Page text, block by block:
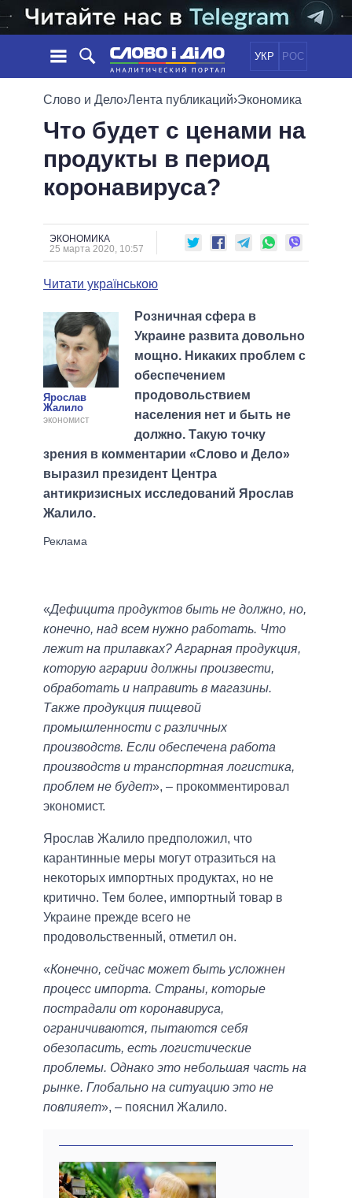
УКР РОС
НОВОСТИ
ЛЕНТА
СОБЫТИЯ
СТАТЬИ
МНЕНИЯ
ОБЗОРЫ
ДАЙДЖЕСТЫ
ПОЛИТИКА
ЭКОНОМИКА
ОБЩЕСТВО
ОБЕЩАНИЯ
ПОЛИТИКИ
ВСЕ ПОЛИТИКИ
ПРЕЗИДЕНТ И ОФИС
ВЕРХОВНАЯ РАДА
МЭРЫ
ВСЕ ПЕРСОНЫ
ИНФОГРАФИКА
ВИДЕО
Слово и Дело›Лента публикаций›Экономика
Что будет с ценами на
продукты в период
коронавируса?
ЭКОНОМИКА
25 марта 2020, 10:57
Читати українською
Ярослав
Жалило
экономист
Розничная сфера в
Украине развита довольно
мощно. Никаких проблем с
обеспечением
продовольствием
населения нет и быть не
должно. Такую точку
зрения в комментарии «Слово и Дело»
выразил президент Центра
антикризисных исследований Ярослав
Жалило.
«Дефицита продуктов быть не должно, но,
конечно, над всем нужно работать. Что
лежит на прилавках? Аграрная продукция,
которую аграрии должны произвести,
обработать и направить в магазины.
Также продукция пищевой
промышленности с различных
производств. Если обеспечена работа
производств и транспортная логистика,
проблем не будет», – прокомментировал
экономист.
Ярослав Жалило предположил, что
карантинные меры могут отразиться на
некоторых импортных продуктах, но не
критично. Тем более, импортный товар в
Украине прежде всего не
продовольственный, отметил он.
«Конечно, сейчас может быть усложнен
процесс импорта. Страны, которые
пострадали от коронавируса,
ограничиваются, пытаются себя
обезопасить, есть логистические
проблемы. Однако это небольшая часть на
рынке. Глобально на ситуацию это не
повлияет», – пояснил Жалило.